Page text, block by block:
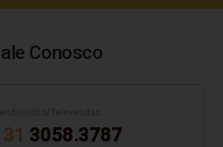
Conosco
31 3058.3787